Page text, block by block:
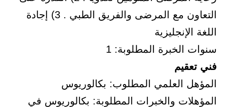
التعاون مع المرضى والفريق الطبي . 3) إجادة
اللغة الإنجليزية
سنوات الخبرة المطلوبة: 1
فني تعقيم
المؤهل العلمي المطلوب: بكالوريوس
المؤهلات والخبرات المطلوبة: بكالوريوس في